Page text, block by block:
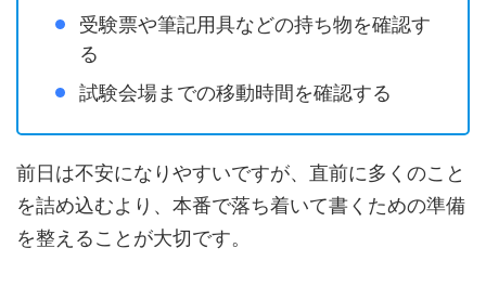
受験票や筆記用具などの持ち物を確認す
る
試験会場までの移動時間を確認する
前日は不安になりやすいですが、直前に多くのこと
を詰め込むより、本番で落ち着いて書くための準備
を整えることが大切です。